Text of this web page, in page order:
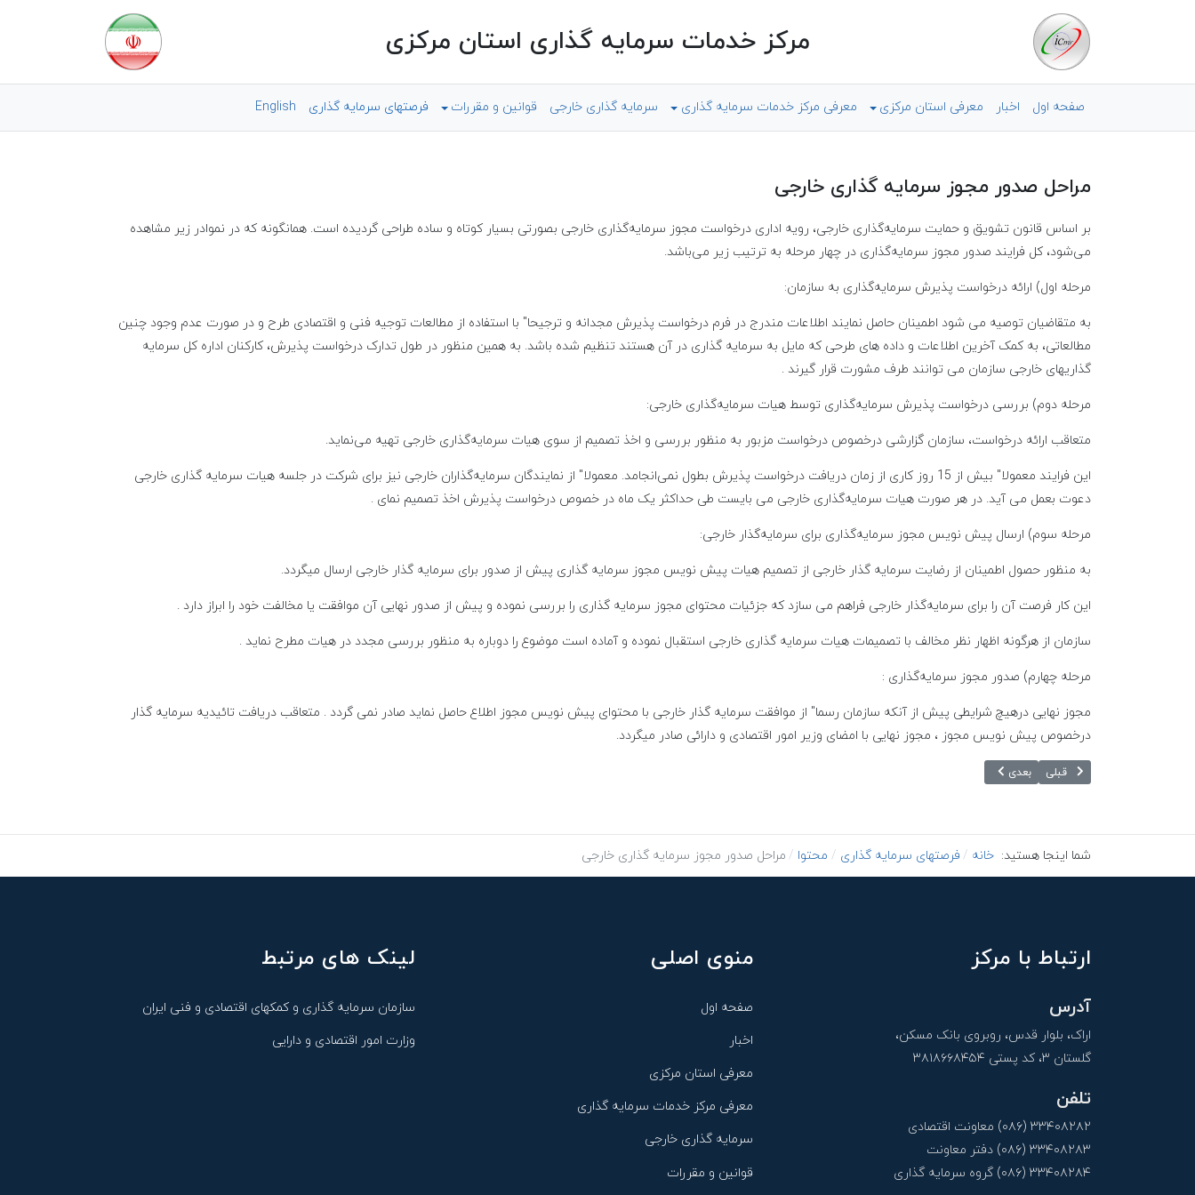
مرکز خدمات سرمایه گذاری استان مرکزی
صفحه اول اخبار معرفی استان مرکزی معرفی مرکز خدمات سرمایه گذاری سرمایه گذاری خارجی قوانین و مقررات فرصتهای سرمایه گذاری English
مراحل صدور مجوز سرمایه گذاری خارجی
بر اساس قانون تشویق و حمایت سرمایه‌گذاری خارجی، رویه اداری درخواست مجوز سرمایه‌گذاری خارجی بصورتی بسیار کوتاه و ساده طراحی گردیده است. همانگونه که در نموادر زیر مشاهده
می‌شود، کل فرایند صدور مجوز سرمایه‌گذاری در چهار مرحله به ترتیب زیر می‌باشد.
مرحله اول) ارائه درخواست پذیرش سرمایه‌گذاری به سازمان:
به متقاضیان توصیه می شود اطمینان حاصل نمایند اطلاعات مندرج در فرم درخواست پذیرش مجدانه و ترجیحا" با استفاده از مطالعات توجیه فنی و اقتصادی طرح و در صورت عدم وجود چنین
مطالعاتی، به کمک آخرین اطلاعات و داده های طرحی که مایل به سرمایه گذاری در آن هستند تنظیم شده باشد. به همین منظور در طول تدارک درخواست پذیرش، کارکنان اداره کل سرمایه
گذاریهای خارجی سازمان می توانند طرف مشورت قرار گیرند .
مرحله دوم) بررسی درخواست پذیرش سرمایه‌گذاری توسط هیات سرمایه‌گذاری خارجی:
متعاقب ارائه درخواست، سازمان گزارشی درخصوص درخواست مزبور به منظور بررسی و اخذ تصمیم از سوی هیات سرمایه‌گذاری خارجی تهیه می‌نماید.
این فرایند معمولا" بیش از 15 روز کاری از زمان دریافت درخواست پذیرش بطول نمی‌انجامد. معمولا" از نمایندگان سرمایه‌گذاران خارجی نیز برای شرکت در جلسه هیات سرمایه گذاری خارجی
دعوت بعمل می آید. در هر صورت هیات سرمایه‌گذاری خارجی می بایست طی حداکثر یک ماه در خصوص درخواست پذیرش اخذ تصمیم نمای .
مرحله سوم) ارسال پیش نویس مجوز سرمایه‌گذاری برای سرمایه‌گذار خارجی:
به منظور حصول اطمینان از رضایت سرمایه گذار خارجی از تصمیم هیات پیش نویس مجوز سرمایه گذاری پیش از صدور برای سرمایه گذار خارجی ارسال میگردد.
این کار فرصت آن را برای سرمایه‌گذار خارجی فراهم می سازد که جزئیات محتوای مجوز سرمایه گذاری را بررسی نموده و پیش از صدور نهایی آن موافقت یا مخالفت خود را ابراز دارد .
سازمان از هرگونه اظهار نظر مخالف با تصمیمات هیات سرمایه گذاری خارجی استقبال نموده و آماده است موضوع را دوباره به منظور بررسی مجدد در هیات مطرح نماید .
مرحله چهارم) صدور مجوز سرمایه‌گذاری :
مجوز نهایی درهیچ شرایطی پیش از آنکه سازمان رسما" از موافقت سرمایه گذار خارجی با محتوای پیش نویس مجوز اطلاع حاصل نماید صادر نمی گردد . متعاقب دریافت تائیدیه سرمایه گذار
درخصوص پیش نویس مجوز ، مجوز نهایی با امضای وزیر امور اقتصادی و دارائی صادر میگردد.
مطلب قبلی: فرصت‌های سرمایه گذاری
قبلی مطلب بعدی: راهنمای پذیرش سرمایه گذاران خارجی
بعدی
شما اینجا هستید: خانه فرصتهای سرمایه گذاری محتوا مراحل صدور مجوز سرمایه گذاری خارجی
ارتباط با مرکز
آدرس
اراک، بلوار قدس، روبروی بانک مسکن،
گلستان ۳، کد پستی ۳۸۱۸۶۶۸۴۵۴
تلفن
۳۳۴۰۸۲۸۲ (۰۸۶) معاونت اقتصادی
۳۳۴۰۸۲۸۳ (۰۸۶) دفتر معاونت
۳۳۴۰۸۲۸۴ (۰۸۶) گروه سرمایه گذاری
منوی اصلی
صفحه اول
اخبار
معرفی استان مرکزی
معرفی مرکز خدمات سرمایه گذاری
سرمایه گذاری خارجی
قوانین و مقررات
لینک های مرتبط
سازمان سرمایه گذاری و کمکهای اقتصادی و فنی ایران
وزارت امور اقتصادی و دارایی